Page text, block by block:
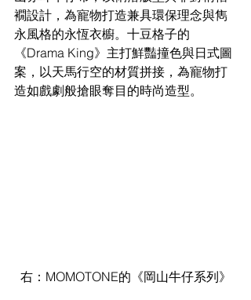
襉設計，為寵物打造兼具環保理念與雋
永風格的永恆衣櫥。十豆格子的
《Drama King》主打鮮豔撞色與日式圖
案，以天馬行空的材質拼接，為寵物打
造如戲劇般搶眼奪目的時尚造型。
右：MOMOTONE的《岡山牛仔系列》